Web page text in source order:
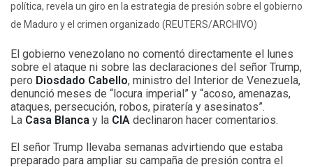
política, revela un giro en la estrategia de presión sobre el gobierno
de Maduro y el crimen organizado (REUTERS/ARCHIVO)
El gobierno venezolano no comentó directamente el lunes
sobre el ataque ni sobre las declaraciones del señor Trump,
pero Diosdado Cabello, ministro del Interior de Venezuela,
denunció meses de “locura imperial” y “acoso, amenazas,
ataques, persecución, robos, piratería y asesinatos”.
La Casa Blanca y la CIA declinaron hacer comentarios.
El señor Trump llevaba semanas advirtiendo que estaba
preparado para ampliar su campaña de presión contra el